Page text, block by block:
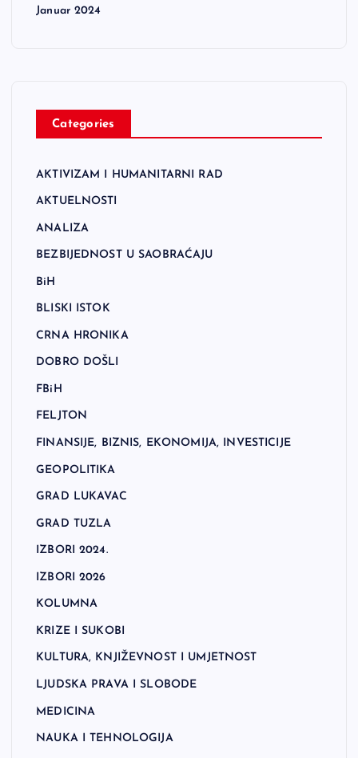
Januar 2024
Categories
AKTIVIZAM I HUMANITARNI RAD
AKTUELNOSTI
ANALIZA
BEZBIJEDNOST U SAOBRAĆAJU
BiH
BLISKI ISTOK
CRNA HRONIKA
DOBRO DOŠLI
FBiH
FELJTON
FINANSIJE, BIZNIS, EKONOMIJA, INVESTICIJE
GEOPOLITIKA
GRAD LUKAVAC
GRAD TUZLA
IZBORI 2024.
IZBORI 2026
KOLUMNA
KRIZE I SUKOBI
KULTURA, KNJIŽEVNOST I UMJETNOST
LJUDSKA PRAVA I SLOBODE
MEDICINA
NAUKA I TEHNOLOGIJA